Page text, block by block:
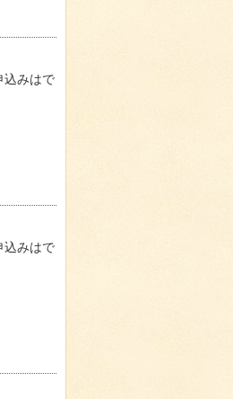
込みはで
込みはで